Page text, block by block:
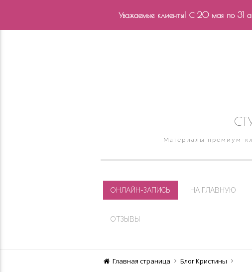
Материалы премиум-
ОНЛАЙН-ЗАПИСЬ НА ГЛАВНУЮ
ОТЗЫВЫ
Главная страница Блог Кристины
Уважаемые клиенты! С 20 мая по 31